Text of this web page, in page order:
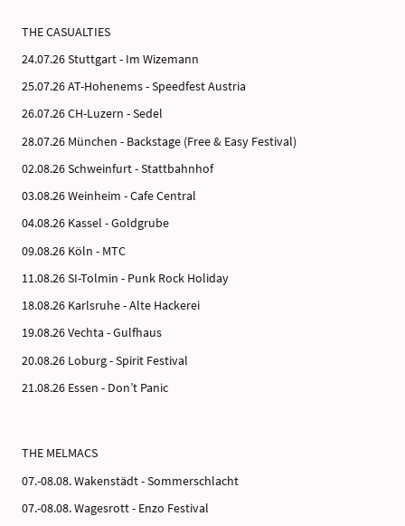
THE CASUALTIES
24.07.26 Stuttgart - Im Wizemann
25.07.26 AT-Hohenems - Speedfest Austria
26.07.26 CH-Luzern - Sedel
28.07.26 München - Backstage (Free & Easy Festival)
02.08.26 Schweinfurt - Stattbahnhof
03.08.26 Weinheim - Cafe Central
04.08.26 Kassel - Goldgrube
09.08.26 Köln - MTC
11.08.26 SI-Tolmin - Punk Rock Holiday
18.08.26 Karlsruhe - Alte Hackerei
19.08.26 Vechta - Gulfhaus
20.08.26 Loburg - Spirit Festival
21.08.26 Essen - Don’t Panic
THE MELMACS
07.-08.08. Wakenstädt - Sommerschlacht
07.-08.08. Wagesrott - Enzo Festival